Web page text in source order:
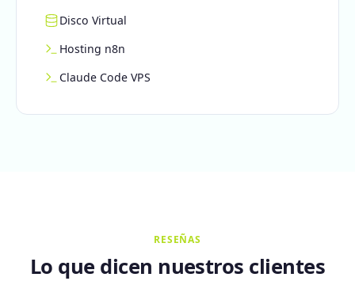
Disco Virtual
Hosting n8n
Claude Code VPS
RESEÑAS
Lo que dicen nuestros clientes